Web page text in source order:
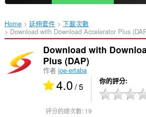
Home 延伸套件
下載次數
Download with Download Accelerator Plus
Download with
Plus (DAP)
作者 joe-ertaba
4.0/ 5 你的評分
評分的總次數: 19